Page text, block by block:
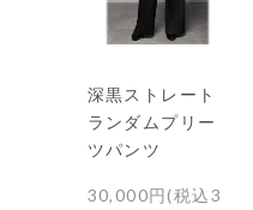
深黒ストレート
ランダムプリー
ツパンツ
30,000円(税込3